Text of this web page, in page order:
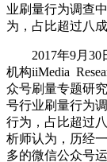
业刷量行为调查
为，占比超过八
2017年9月30
机构iiMedia
众号刷量专题研
号行业刷量行为
行为，占比超过
析师认为，历经
多的微信公众号